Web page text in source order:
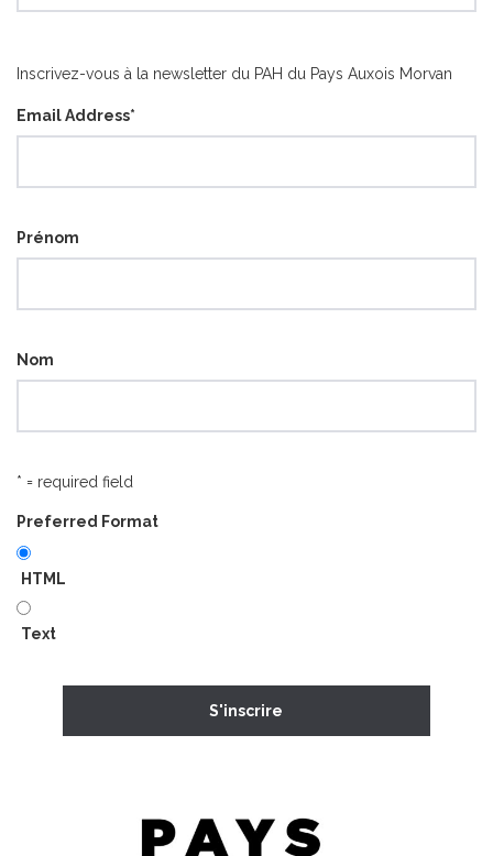
Inscrivez-vous à la newsletter du PAH du Pays Auxois Morvan
Email Address*
Prénom
Nom
* = required field
Preferred Format
HTML
Text